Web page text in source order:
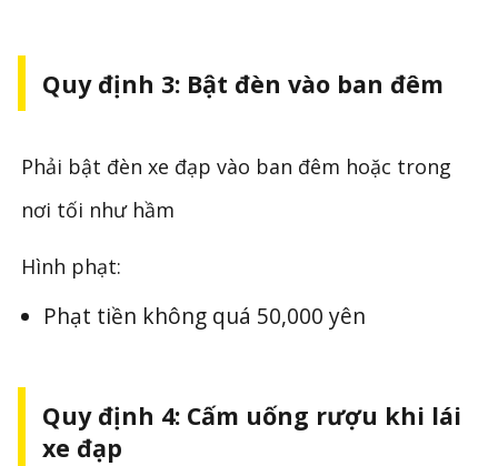
Quy định 3: Bật đèn vào ban đêm
Phải bật đèn xe đạp vào ban đêm hoặc trong
nơi tối như hầm
Hình phạt:
Phạt tiền không quá 50,000 yên
Quy định 4: Cấm uống rượu khi lái
xe đạp